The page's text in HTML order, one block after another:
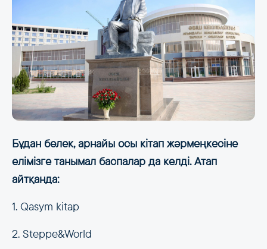
Бұдан бөлек, арнайы осы кітап жәрмеңкесіне
елімізге танымал баспалар да келді. Атап
айтқанда:
1. Qasym kitap
2. Steppe&World